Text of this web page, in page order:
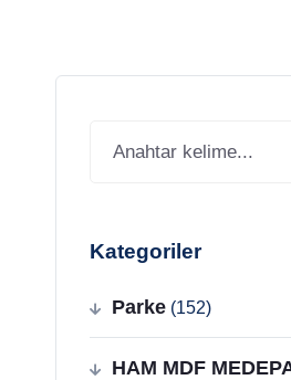
Kategoriler
Parke (152)
HAM MDF